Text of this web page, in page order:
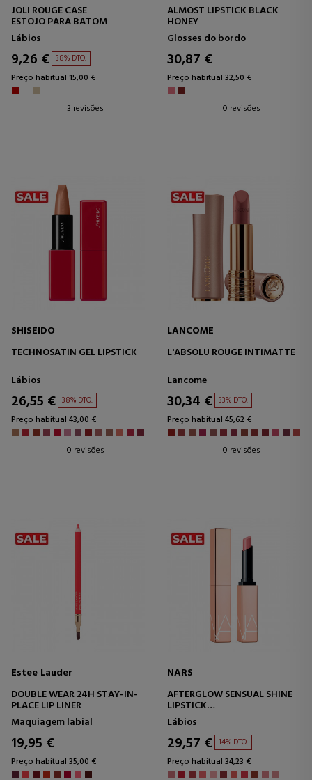
JOLI ROUGE CASE
ESTOJO PARA BATOM
Lábios
9,26 € 38% DTO.
Preço habitual 15,00 €
3 revisões
ALMOST LIPSTICK BLACK
HONEY
Glosses do bordo
30,87 €
Preço habitual 32,50 €
0 revisões
SHISEIDO
TECHNOSATIN GEL LIPSTICK
Lábios
26,55 € 38% DTO.
Preço habitual 43,00 €
0 revisões
LANCOME
L'ABSOLU ROUGE INTIMATTE
Lancome
30,34 € 33% DTO.
Preço habitual 45,62 €
0 revisões
Estee Lauder
DOUBLE WEAR 24H STAY-IN-
PLACE LIP LINER
Maquiagem labial
19,95 €
Preço habitual 35,00 €
NARS
AFTERGLOW SENSUAL SHINE
LIPSTICK
BATOM
Lábios
29,57 € 14% DTO.
Preço habitual 34,23 €